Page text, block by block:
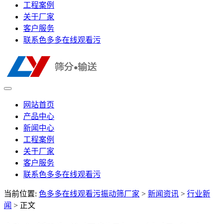
工程案例
关于厂家
客户服务
联系色多多在线观看污
网站首页
产品中心
新闻中心
工程案例
关于厂家
客户服务
联系色多多在线观看污
当前位置: 色多多在线观看污振动筛厂家 > 新闻资讯 > 行业新
闻 > 正文